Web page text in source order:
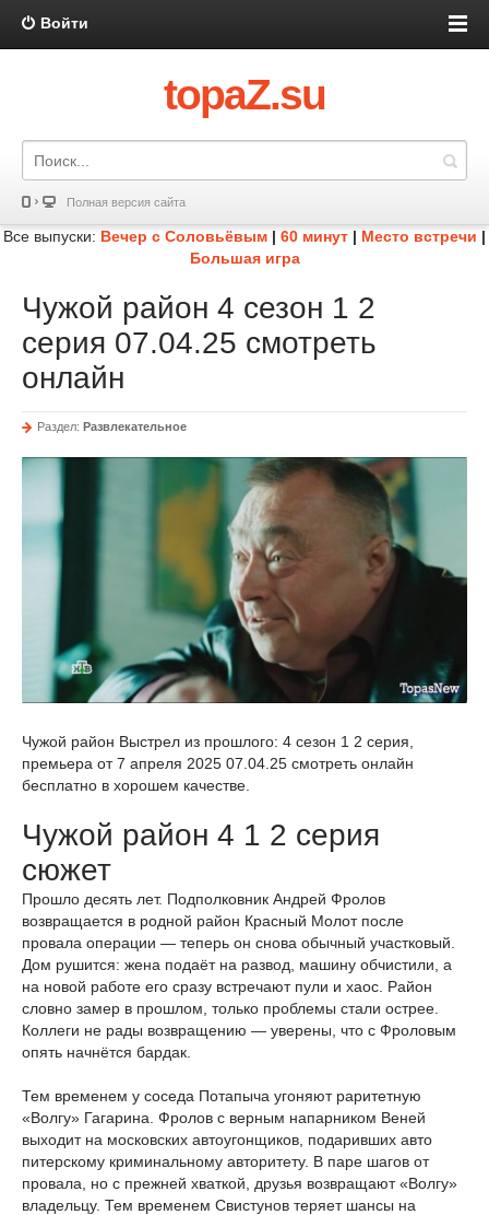
Войти
topaZ.su
Полная версия сайта
Все выпуски: Вечер с Соловьёвым | 60 минут | Место встречи |
Большая игра
Чужой район 4 сезон 1 2
серия 07.04.25 смотреть
онлайн
Раздел: Развлекательное
Чужой район Выстрел из прошлого: 4 сезон 1 2 серия,
премьера от 7 апреля 2025 07.04.25 смотреть онлайн
бесплатно в хорошем качестве.
Чужой район 4 1 2 серия
сюжет
Прошло десять лет. Подполковник Андрей Фролов
возвращается в родной район Красный Молот после
провала операции — теперь он снова обычный участковый.
Дом рушится: жена подаёт на развод, машину обчистили, а
на новой работе его сразу встречают пули и хаос. Район
словно замер в прошлом, только проблемы стали острее.
Коллеги не рады возвращению — уверены, что с Фроловым
опять начнётся бардак.
Тем временем у соседа Потапыча угоняют раритетную
«Волгу» Гагарина. Фролов с верным напарником Веней
выходит на московских автоугонщиков, подаривших авто
питерскому криминальному авторитету. В паре шагов от
провала, но с прежней хваткой, друзья возвращают «Волгу»
владельцу. Тем временем Свистунов теряет шансы на